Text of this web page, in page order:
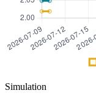
Simulation